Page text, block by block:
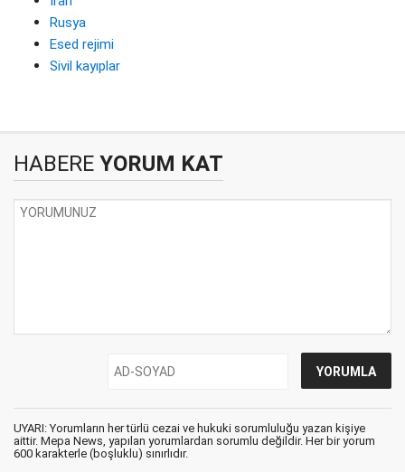
Rusya
Esed rejimi
Sivil kayıplar
HABERE YORUM KAT
UYARI: Yorumların her türlü cezai ve hukuki sorumluluğu yazan kişiye
aittir. Mepa News, yapılan yorumlardan sorumlu değildir. Her bir yorum
600 karakterle (boşluklu) sınırlıdır.